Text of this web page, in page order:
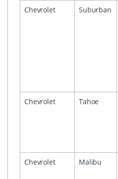
Chevrolet Suburban
Chevrolet Tahoe
Chevrolet Malibu